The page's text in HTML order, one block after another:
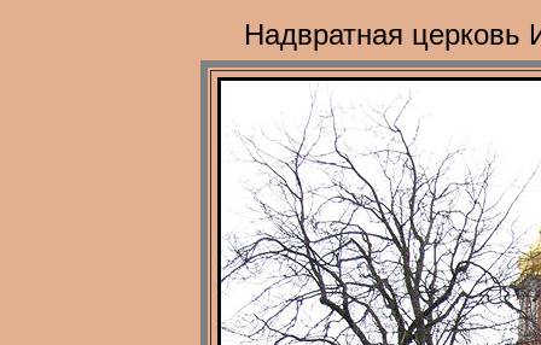
Надвратная церковь